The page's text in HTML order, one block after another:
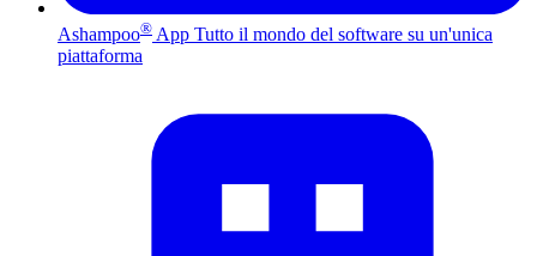
Ashampoo® App Tutto il mondo del software su un'unica
piattaforma